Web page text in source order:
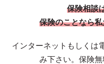
保険相談
保険のことなら
インターネットもしくは
み下さい。保険無